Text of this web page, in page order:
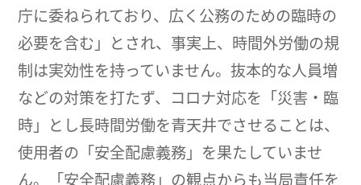
庁に委ねられており、広く公務のための臨時の
必要を含む」とされ、事実上、時間外労働の規
制は実効性を持っていません。抜本的な人員増
などの対策を打たず、コロナ対応を「災害・臨
時」とし長時間労働を青天井でさせることは、
使用者の「安全配慮義務」を果たしていませ
ん。「安全配慮義務」の観点からも当局責任を